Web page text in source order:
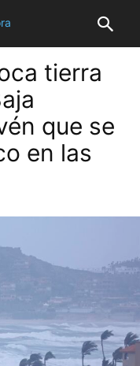
tierra
que se
en las